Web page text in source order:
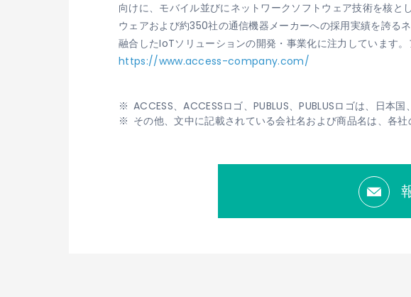
向けに、モバイル並びにネットワークソフトウェア技術を核と
ウェアおよび約350社の通信機器メーカーへの採用実績を誇る
融合したIoTソリューションの開発・事業化に注力しています
https://www.access-company.com/
ACCESS、ACCESSロゴ、PUBLUS、PUBLUSロゴは、日本
その他、文中に記載されている会社名および商品名は、各社